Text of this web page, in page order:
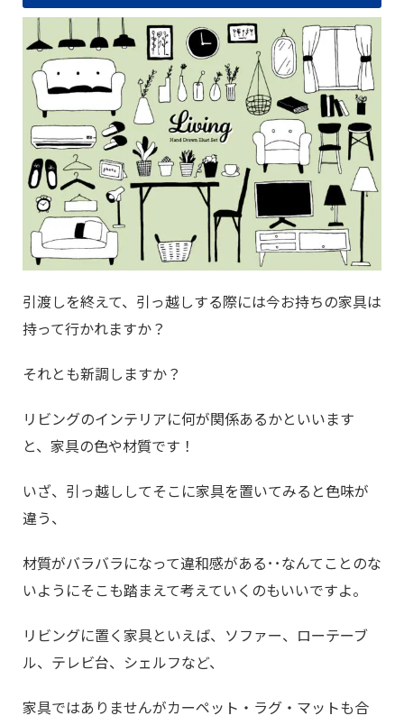
引渡しを終えて、引っ越しする際には今お持ちの家具は
持って行かれますか？
それとも新調しますか？
リビングのインテリアに何が関係あるかといいます
と、家具の色や材質です！
いざ、引っ越ししてそこに家具を置いてみると色味が
違う、
材質がバラバラになって違和感がある･･なんてことのな
いようにそこも踏まえて考えていくのもいいですよ。
リビングに置く家具といえば、ソファー、ローテーブ
ル、テレビ台、シェルフなど、
家具ではありませんがカーペット・ラグ・マットも合